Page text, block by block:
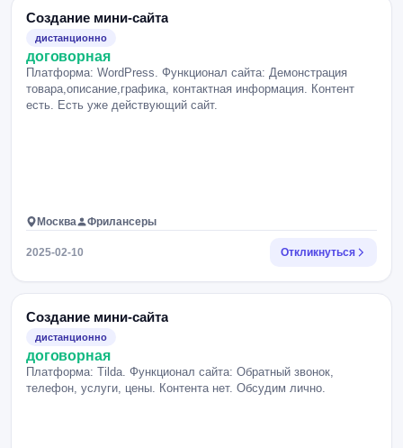
Создание мини-сайта
дистанционно
договорная
Платформа: WordPress. Функционал сайта: Демонстрация
товара,описание,графика, контактная информация. Контент
есть. Есть уже действующий сайт.
Москва Фрилансеры
2025-02-10 Откликнуться
Создание мини-сайта
дистанционно
договорная
Платформа: Tilda. Функционал сайта: Обратный звонок,
телефон, услуги, цены. Контента нет. Обсудим лично.